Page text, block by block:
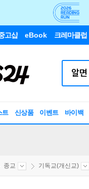
고샵 eBook 크레마클럽
트 신상품 이벤트 바이백
종교 기독교(개신교)